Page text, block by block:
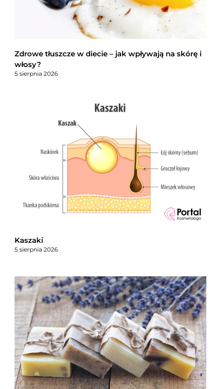
Zdrowe tłuszcze w diecie – jak wpływają na skórę i
włosy?
5 sierpnia 2026
Kaszaki
5 sierpnia 2026